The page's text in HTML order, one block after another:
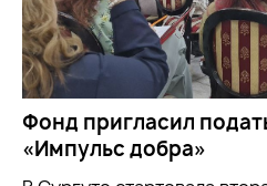
Фонд пригласил
«Импульс добра»